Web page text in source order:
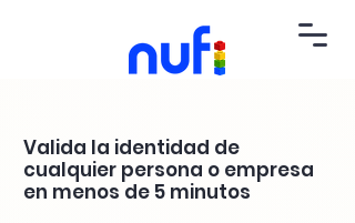
Valida la identidad de
cualquier persona o empresa
en menos de 5 minutos